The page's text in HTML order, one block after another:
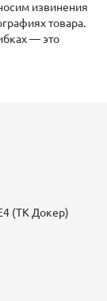
извинения
товара.
— это
(ТК Докер​)